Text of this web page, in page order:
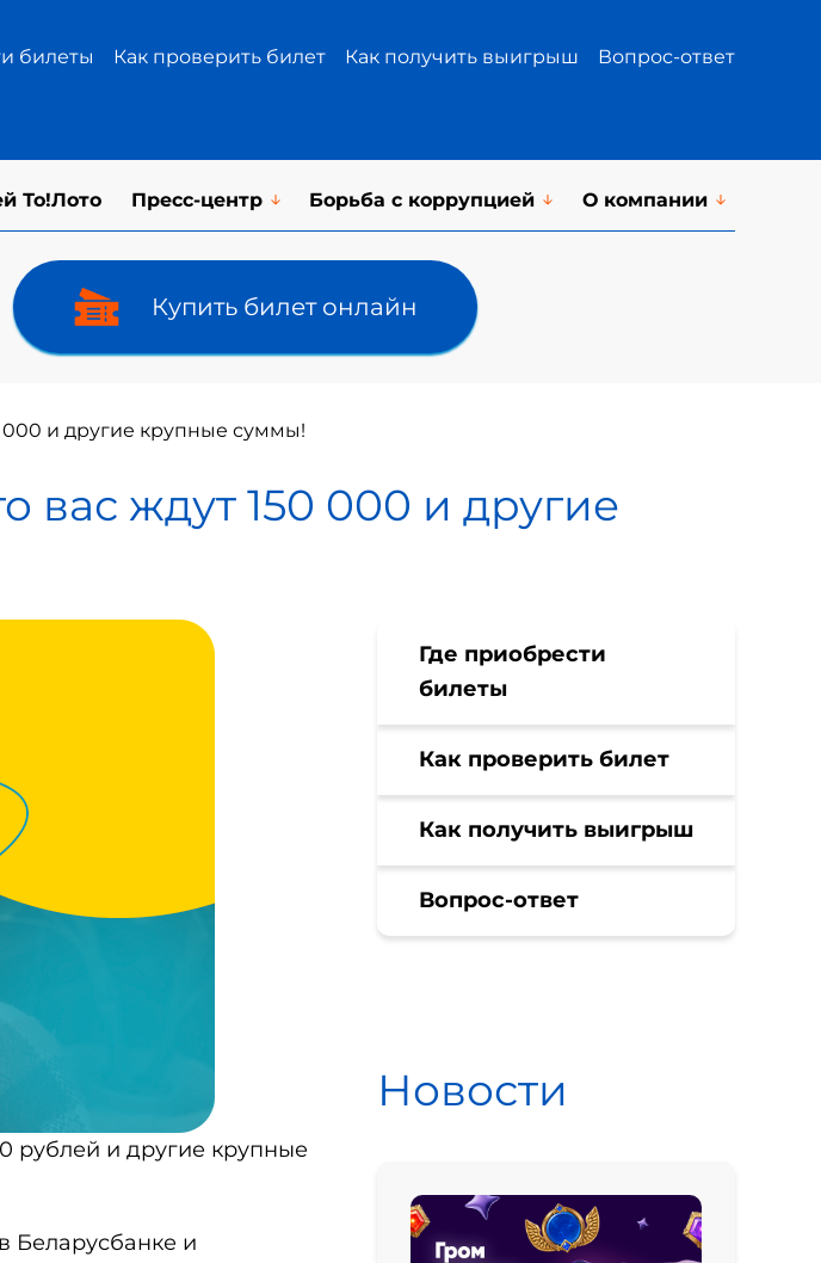
билеты Как проверить билет Как получить выигрыш Вопрос-ответ
То!Лото Пресс-центр Борьба с коррупцией О компании
Купить билет онлайн
и другие крупные суммы!
ждут 150 000 и другие
рублей и другие крупные
Беларусбанке и
Где приобрести
билеты
Как проверить билет
Как получить выигрыш
Вопрос-ответ
Новости